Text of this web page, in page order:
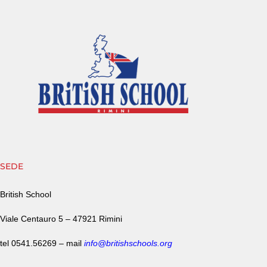
SEDE
British School
Viale Centauro 5 – 47921 Rimini
tel 0541.56269 – mail info@britishschools.org